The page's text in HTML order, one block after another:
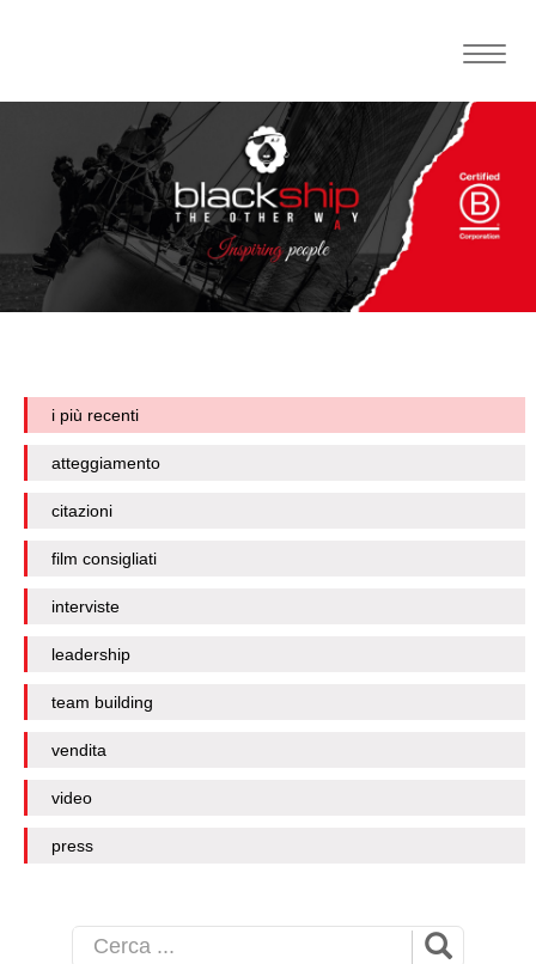
Toggle
i più recenti
atteggiamento
citazioni
film consigliati
interviste
leadership
team building
vendita
video
press